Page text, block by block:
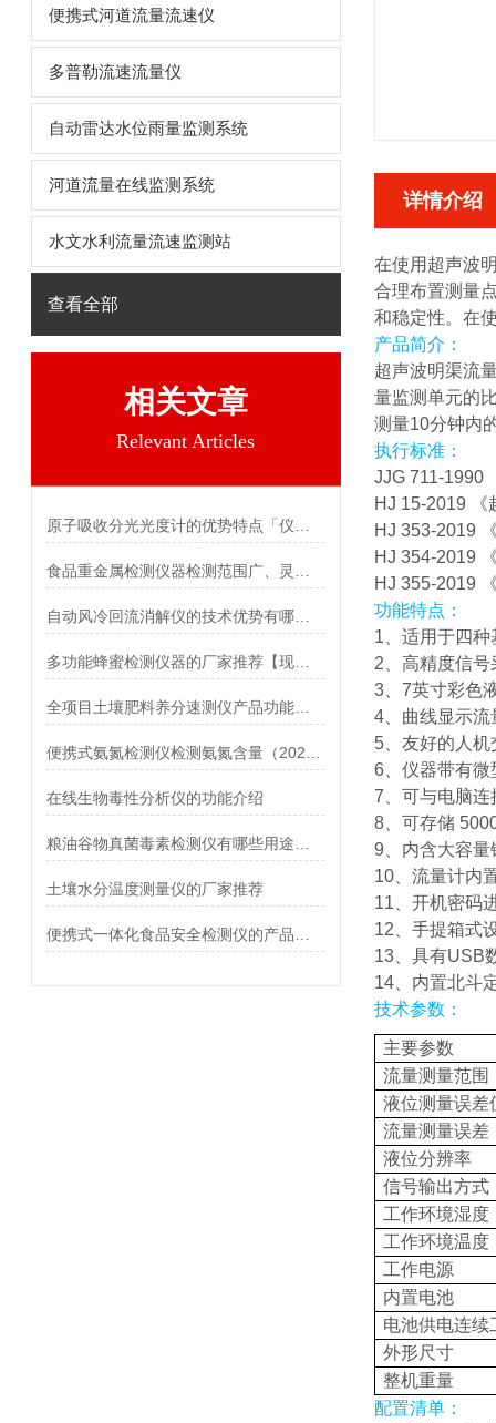
便携式河道流量流速仪
多普勒流速流量仪
自动雷达水位雨量监测系统
河道流量在线监测系统
水文水利流量流速监测站
查看全部
相关文章
Relevant Articles
在线生物毒性分析仪的功能介绍
土壤水分温度测量仪的厂家推荐
详情介绍
在使用 超声波
合理布置测量
和稳定性。在
产品简介：
超声波明渠流
量监测单元的
测量10分钟内
执行标准：
JJG 711-1990
HJ 15-2019 《
HJ 353-2019
HJ 354-2019
HJ 355-2019
功能特点：
1、适用于四
2、高精度信
3、7英寸彩色
4、曲线显示流
5、友好的人
6、仪器带有微
7、可与电脑连
8、可存储
9、内含大容量
10、流量计内
11、开机密码
12、手提箱式
13、具有USB
14、内置北斗
技术参数：
主要参数
流量测量范围
液位测量误差
流量测量误差
液位分辨率
信号输出方式
工作环境湿度
工作环境温度
工作电源
内置电池
电池供电连续
外形尺寸
整机重量
配置清单：